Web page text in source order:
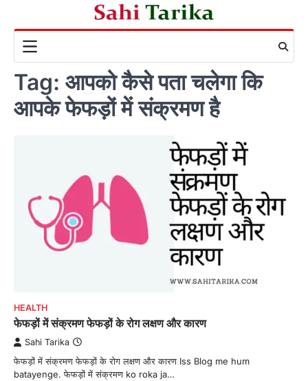
content
Tag: आपको कैसे पता चलेगा कि
आपके फेफड़ों में संक्रमण है
HEALTH
फेफड़ों में संक्रमण फेफड़ों के रोग लक्षण और कारण
Sahi Tarika
फेफड़ों में संक्रमण फेफड़ों के रोग लक्षण और कारण Iss Blog me hum
batayenge. फेफड़ों में संक्रमण ko roka ja…